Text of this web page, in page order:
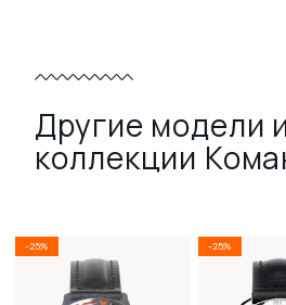
Другие модели
коллекции
-25% -25%